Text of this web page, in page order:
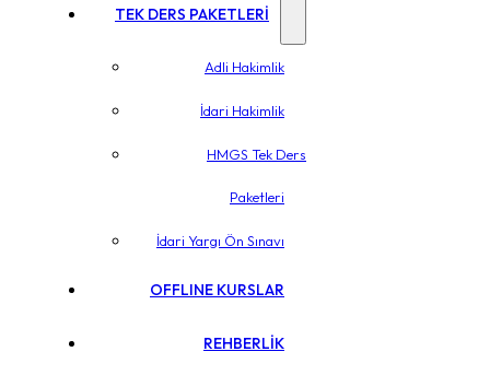
TEK DERS PAKETLERİ
Adli Hakimlik
İdari Hakimlik
HMGS Tek Ders
Paketleri
İdari Yargı Ön Sınavı
OFFLINE KURSLAR
REHBERLİK